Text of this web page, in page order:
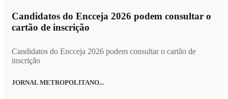
Candidatos do Encceja 2026 podem consultar o
cartão de inscrição
Candidatos do Encceja 2026 podem consultar o cartão de
inscrição
JORNAL METROPOLITANO...